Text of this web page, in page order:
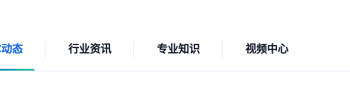
态 行业资讯 专业知识 视频中心